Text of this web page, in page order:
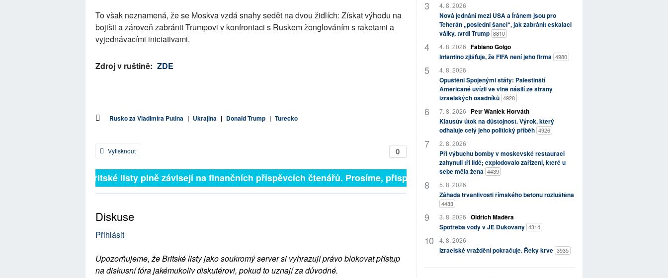
To však neznamená, že se Moskva vzdá snahy sedět na dvou židlích: Získat výhodu na
bojišti a zároveň zabránit Trumpovi v konfrontaci s Ruskem žonglováním s raketami a
vyjednávacími iniciativami.
Zdroj v ruštině: ZDE
Rusko za Vladimíra Putina | Ukrajina | Donald Trump | Turecko
0
Vytisknout
Britské listy plně závisejí na finančních příspěvcích čtenářů. Prosíme, přispějte. ➥
Diskuse
Přihlásit
Upozorňujeme, že Britské listy jako soukromý server si vyhrazují právo blokovat přístup
na diskusní fóra jakémukoliv diskutérovi, pokud to uznají za důvodné.
4. 8. 2026
Nová jednání mezi USA a Íránem jsou pro
Teherán „poslední šancí“, jak zabránit eskalaci
války, tvrdí Trump 8810
4. 8. 2026 Fabiano Golgo
Infantino zjišťuje, že FIFA není jeho firma 4980
4. 8. 2026
Opuštěni Spojenými státy: Palestinští
Američané uvízli ve vlně násilí ze strany
izraelských osadníků 4928
7. 8. 2026
Petr Waniek Horváth
Klausův útok na důstojnost. Výrok, který
odhaluje celý jeho politický příběh 4926
2. 8. 2026
Při výbuchu bomby v moskevské restauraci
zahynuli tři lidé; explodovalo zařízení, které u
sebe měla žena 4439
5. 8. 2026
Záhada trvanlivosti římského betonu rozluštěna
4433
3. 8. 2026 Oldřich Maděra
Spotřeba vody v JE Dukovany 4314
4. 8. 2026
Izraelské vraždění pokračuje. Řeky krve 3935